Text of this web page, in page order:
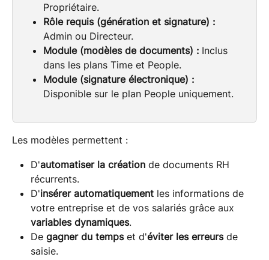
Propriétaire.
Rôle requis (génération et signature) :
Admin ou Directeur.
Module (modèles de documents) : Inclus
dans les plans Time et People.
Module (signature électronique) :
Disponible sur le plan People uniquement.
Les modèles permettent :
D'automatiser la création de documents RH
récurrents.
D'insérer automatiquement les informations de
votre entreprise et de vos salariés grâce aux
variables dynamiques.
De gagner du temps et d'éviter les erreurs de
saisie.